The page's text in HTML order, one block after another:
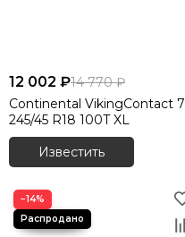
12 002 ₽14 770 ₽
Continental VikingContact 7
245/45 R18 100T XL
Известить
−14%